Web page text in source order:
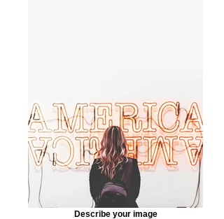
Describe your image